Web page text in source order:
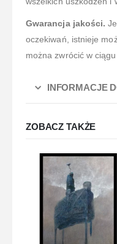
Gwarancja jakości.
oczekiwań, istnieje
można zwrócić w
INFORMACJE
ZOBACZ TAKŻE